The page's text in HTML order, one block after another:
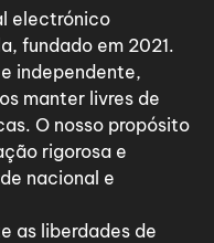
electrónico
fundado em 2021.
independente,
manter livres de
O nosso propósito
rigorosa e
nacional e
as liberdades de